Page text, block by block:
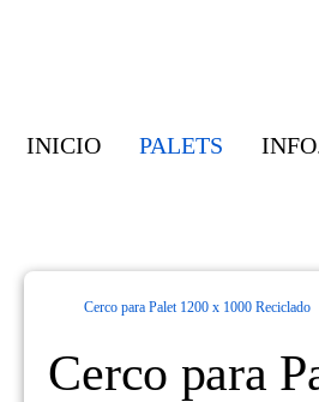
INICIO PALETS
Cerco para Palet 1200 x 1000 Reciclado
Cerco para